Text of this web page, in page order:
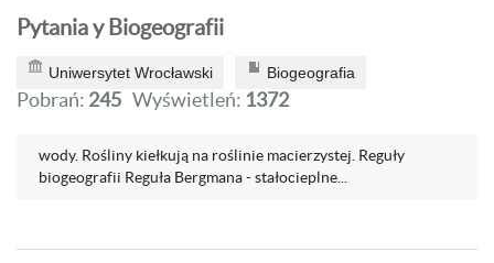
Pytania y Biogeografii
Uniwersytet Wrocławski Biogeografia
Pobrań: 245 Wyświetleń: 1372
wody. Rośliny kiełkują na roślinie macierzystej. Reguły
biogeografii Reguła Bergmana - stałocieplne...